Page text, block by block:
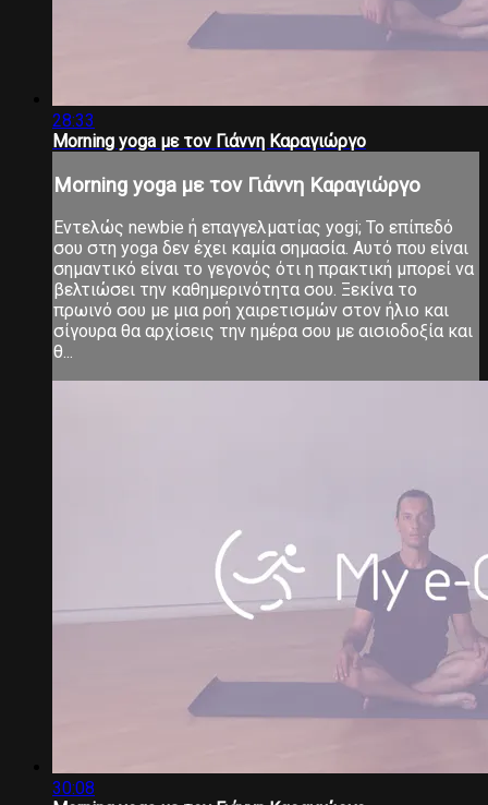
28:33
Morning yoga με τον Γιάννη Καραγιώργο
Morning yoga με τον Γιάννη Καραγιώργο
Εντελώς newbie ή επαγγελματίας yogi; Το επίπεδό
σου στη yoga δεν έχει καμία σημασία. Αυτό που είναι
σημαντικό είναι το γεγονός ότι η πρακτική μπορεί να
βελτιώσει την καθημερινότητα σου. Ξεκίνα το
πρωινό σου με μια ροή χαιρετισμών στον ήλιο και
σίγουρα θα αρχίσεις την ημέρα σου με αισιοδοξία και
θ...
30:08